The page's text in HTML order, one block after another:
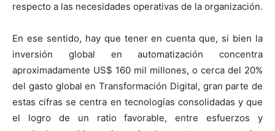
respecto a las necesidades operativas de la organización.
En ese sentido, hay que tener en cuenta que, si bien la
inversión global en automatización concentra
aproximadamente US$ 160 mil millones, o cerca del 20%
del gasto global en Transformación Digital, gran parte de
estas cifras se centra en tecnologías consolidadas y que
el logro de un ratio favorable, entre esfuerzos y